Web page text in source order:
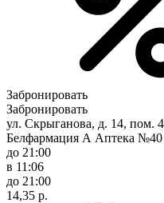
Забронировать
Забронировать
ул. Скрыганова, д. 14, пом.
Белфармация А Аптека №40
до 21:00
в 11:06
до 21:00
14,35 р.